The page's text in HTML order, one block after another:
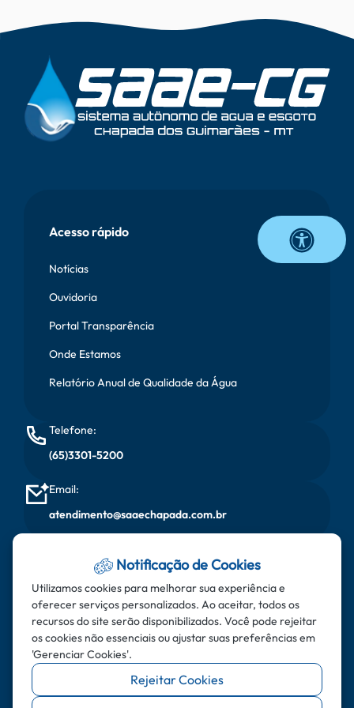
Onda
Rodapé
Acesso rápido
Notícias
Ouvidoria
Portal Transparência
Onde Estamos
Relatório Anual de Qualidade da Água
Telefone:
(65)3301-5200
Email:
atendimento@saaechapada.com.br
Segunda à sexta, das 08:00 horas às 17:00 horas
Endereço:
Rua do Aricás - Bairro: Santa Cruz - CEP: 78.195-000 -
Chapada dos Guimarães - MT
Notificação de Cookies
Utilizamos cookies para melhorar sua experiência e
oferecer serviços personalizados. Ao aceitar, todos os
recursos do site serão disponibilizados. Você pode rejeitar
os cookies não essenciais ou ajustar suas preferências em
'Gerenciar Cookies'.
Rejeitar Cookies